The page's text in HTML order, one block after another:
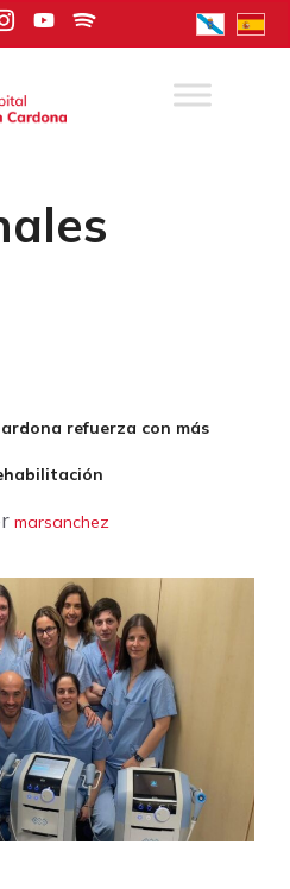
refuerza con más
marsanchez